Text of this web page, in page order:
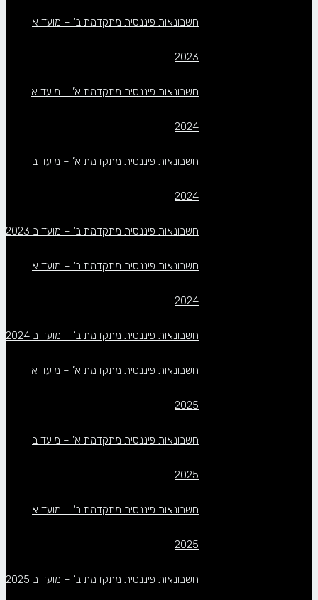
חשבונאות פיננסית מתקדמת ב’ – מועד א
2023
חשבונאות פיננסית מתקדמת א’ – מועד א
2024
חשבונאות פיננסית מתקדמת א’ – מועד ב
2024
חשבונאות פיננסית מתקדמת ב’ – מועד ב 2023
חשבונאות פיננסית מתקדמת ב’ – מועד א
2024
חשבונאות פיננסית מתקדמת ב’ – מועד ב 2024
חשבונאות פיננסית מתקדמת א’ – מועד א
2025
חשבונאות פיננסית מתקדמת א’ – מועד ב
2025
חשבונאות פיננסית מתקדמת ב’ – מועד א
2025
חשבונאות פיננסית מתקדמת ב’ – מועד ב 2025